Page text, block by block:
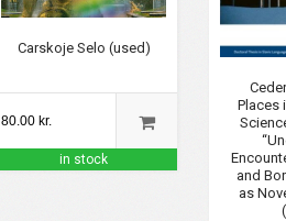
Carskoje Selo (used)
80.00 kr.
in stock
Places
and
as